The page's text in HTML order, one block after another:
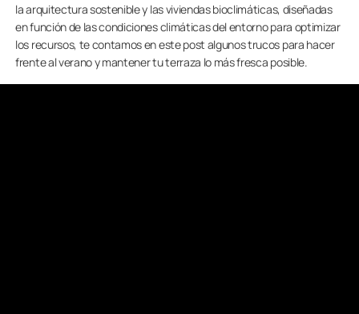
la arquitectura sostenible y las viviendas bioclimáticas, diseñadas
en función de las condiciones climáticas del entorno para optimizar
los recursos, te contamos en este post algunos trucos para hacer
frente al verano y mantener tu terraza lo más fresca posible.